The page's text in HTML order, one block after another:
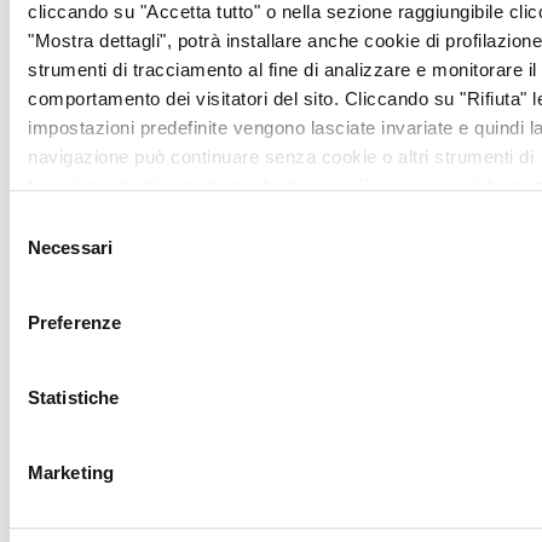
cliccando su "Accetta tutto" o nella sezione raggiungibile
"Mostra dettagli", potrà installare anche cookie di
strumenti di tracciamento al fine di analizzare e monitorare il
comportamento dei visitatori del sito. Cliccando su "Rifiuta"
impostazioni predefinite vengono lasciate invariate e quindi
navigazione può continuare senza cookie o altri strumenti di
delNecessari
Preferenze
Statistiche
Marketing
fa la differenza
Scegliere una bomboniera
solidale ANT significa
condividere i propri
momenti felici con chi sta